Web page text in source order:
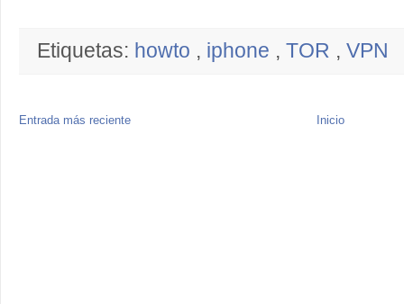
Etiquetas: howto , iphone , TOR , VPN
Entrada más reciente Inicio